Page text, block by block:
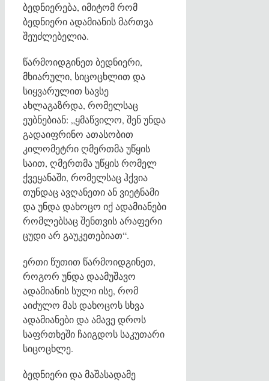
ბედნიერება, იმიტომ რომ
ბედნიერი ადამიანის მართვა
შეუძლებელია.
წარმოიდგინეთ ბედნიერი,
მხიარული, სიცოცხლით და
სიყვარულით სავსე
ახლაგაზრდა, რომელსაც
ეუბნებიან: „ყმაწვილო, შენ უნდა
გადაიფრინო ათასობით
კილომეტრი ღმერთმა უწყის
საით, ღმერთმა უწყის რომელ
ქვეყანაში, რომელსაც ჰქვია
თუნდაც ავღანეთი ან ვიეტნამი
და უნდა დახოცო იქ ადამიანები
რომლებსაც შენთვის არაფერი
ცუდი არ გაუკეთებიათ“.
ერთი წუთით წარმოიდგინეთ,
როგორ უნდა დაამუშავო
ადამიანის სული ისე, რომ
აიძულო მას დახოცოს სხვა
ადამიანები და ამავე დროს
საფრთხეში ჩაიგდოს საკუთარი
სიცოცხლე.
ბედნიერი და მაშასადამე